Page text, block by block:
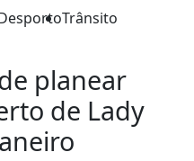
Trânsito
planear
de Lady